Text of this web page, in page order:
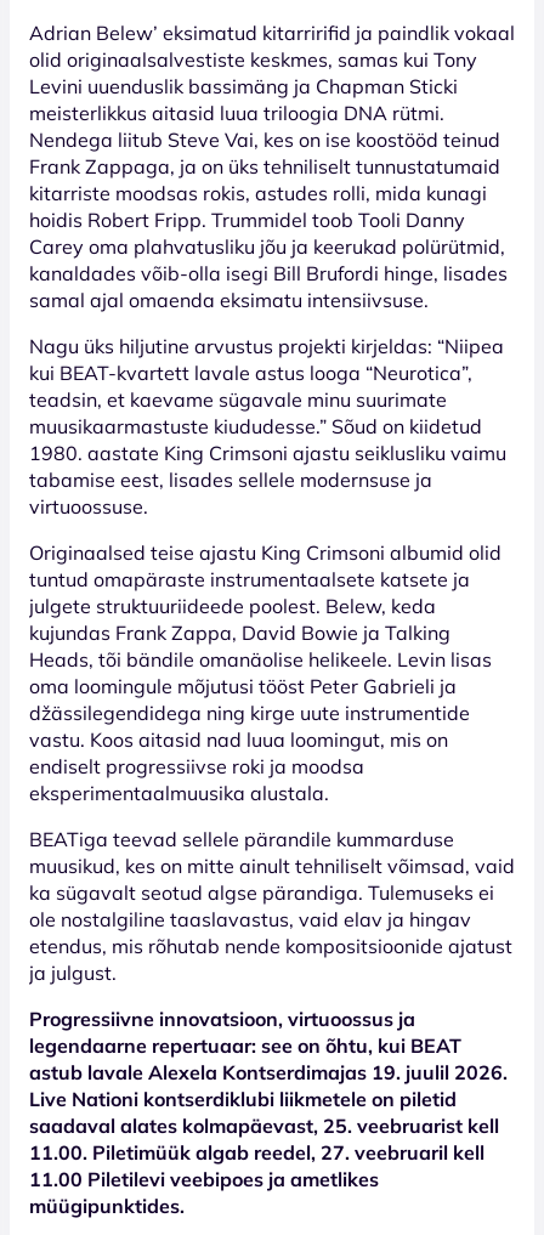
Adrian Belew’ eksimatud kitarririfid ja paindlik vokaal
olid originaalsalvestiste keskmes, samas kui Tony
Levini uuenduslik bassimäng ja Chapman Sticki
meisterlikkus aitasid luua triloogia DNA rütmi.
Nendega liitub Steve Vai, kes on ise koostööd teinud
Frank Zappaga, ja on üks tehniliselt tunnustatumaid
kitarriste moodsas rokis, astudes rolli, mida kunagi
hoidis Robert Fripp. Trummidel toob Tooli Danny
Carey oma plahvatusliku jõu ja keerukad polürütmid,
kanaldades võib-olla isegi Bill Brufordi hinge, lisades
samal ajal omaenda eksimatu intensiivsuse.
Nagu üks hiljutine arvustus projekti kirjeldas: “Niipea
kui BEAT-kvartett lavale astus looga “Neurotica”,
teadsin, et kaevame sügavale minu suurimate
muusikaarmastuste kiududesse.” Sõud on kiidetud
1980. aastate King Crimsoni ajastu seiklusliku vaimu
tabamise eest, lisades sellele modernsuse ja
virtuoossuse.
Originaalsed teise ajastu King Crimsoni albumid olid
tuntud omapäraste instrumentaalsete katsete ja
julgete struktuuriideede poolest. Belew, keda
kujundas Frank Zappa, David Bowie ja Talking
Heads, tõi bändile omanäolise helikeele. Levin lisas
oma loomingule mõjutusi tööst Peter Gabrieli ja
džässilegendidega ning kirge uute instrumentide
vastu. Koos aitasid nad luua loomingut, mis on
endiselt progressiivse roki ja moodsa
eksperimentaalmuusika alustala.
BEATiga teevad sellele pärandile kummarduse
muusikud, kes on mitte ainult tehniliselt võimsad, vaid
ka sügavalt seotud algse pärandiga. Tulemuseks ei
ole nostalgiline taaslavastus, vaid elav ja hingav
etendus, mis rõhutab nende kompositsioonide ajatust
ja julgust.
Progressiivne innovatsioon, virtuoossus ja
legendaarne repertuaar: see on õhtu, kui BEAT
astub lavale Alexela Kontserdimajas 19. juulil 2026.
Live Nationi kontserdiklubi liikmetele on piletid
saadaval alates kolmapäevast, 25. veebruarist kell
11.00. Piletimüük algab reedel, 27. veebruaril kell
11.00 Piletilevi veebipoes ja ametlikes
müügipunktides.